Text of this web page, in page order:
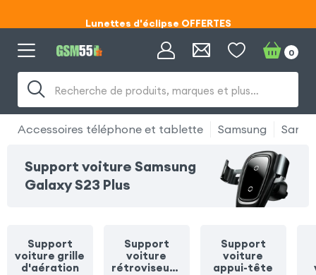
Code ECLIPSE55
Code ECLIPSE55
Recherche de produits, marques et plus…
0
Accessoires téléphone et tablette Samsung
Support voiture Samsung
Galaxy S23 Plus
Support
voiture grille
d'aération
Support
voiture
rétroviseur /
Support
voiture
appui-tête